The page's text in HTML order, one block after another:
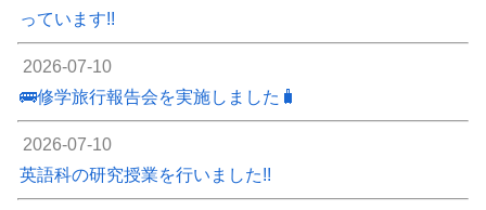
っています!!
2026-07-10
🚌修学旅行報告会を実施しました🧳
2026-07-10
英語科の研究授業を行いました!!